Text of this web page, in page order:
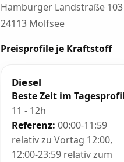
Hamburger Landstraße 103
24113 Molfsee
Preisprofile je Kraftstoff
Diesel
Beste Zeit im
11 - 12h
Referenz: 00:00-11:59
relativ zu Vortag 12:00,
12:00-23:59 relativ zum